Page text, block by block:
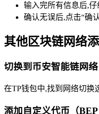
输入完所有信息后,
确认无误后,点击“确
其他区块链网络
切换到币安智能链网络
在TP钱包中,找到网络切换
添加自定义代币（BEP